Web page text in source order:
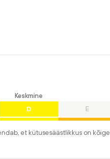
Keskmine
D E
et kütusesäästlikkus on kõige